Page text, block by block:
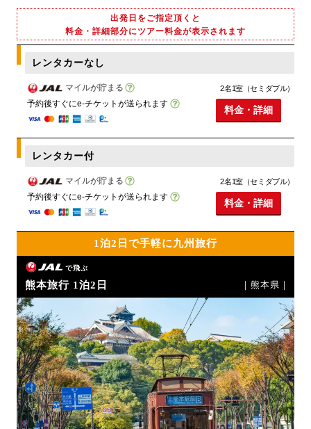
出発日をご指定頂くと
料金・詳細部分にツアー料金が表示されます
レンタカーなし
マイルが貯まる
予約後すぐにe-チケットが送られます
2名1室（セミダブル）
料金・詳細
レンタカー付
マイルが貯まる
予約後すぐにe-チケットが送られます
2名1室（セミダブル）
料金・詳細
1泊2日で手軽に九州旅行
で飛ぶ
熊本旅行 1泊2日 ｜熊本県｜